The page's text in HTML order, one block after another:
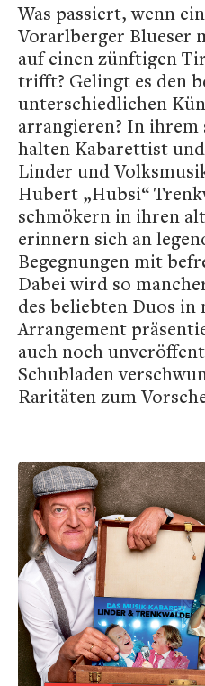
Was passiert, wenn
Vorarlberger Blueser
auf einen zünftigen
trifft? Gelingt es den
unterschiedlichen
arrangieren? In
halten Kabarettist
Linder und
Hubert „Hubsi“
schmökern in ihren
erinnern sich an
Begegnungen mit
Dabei wird so
des beliebten Duos in
Arrangement
auch noch
Schubladen
Raritäten zum